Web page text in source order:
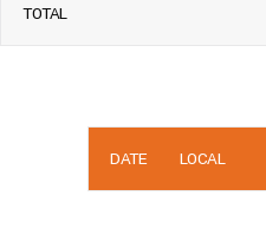
TOTAL
DATE LOCAL